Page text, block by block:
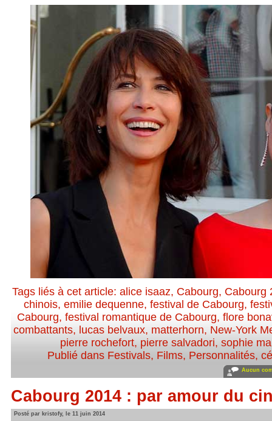
Tags liés à cet article:alice isaaz, Cabourg, Cabourg
chinois,emilie dequenne,festival de Cabourg,
Cabourg,festival romantique de Cabourg,flore
combattants, lucas belvaux, matterhorn, New-York
pierre rochefort, pierre salvadori, sophie
Publié dans Festivals, Films, Personnalités,
Aucun
Cabourg 2014 : par amour du
Posté par kristofy, le 11 juin 2014